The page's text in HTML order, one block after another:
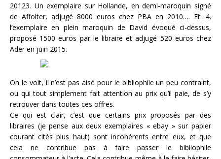
20123. Un exemplaire sur Hollande, en demi-maroquin signé
de Affolter, adjugé 8000 euros chez PBA en 2010…. Et…4.
l’exemplaire en plein maroquin de David évoqué ci-dessus,
proposé 1500 euros par le libraire et adjugé 520 euros chez
Ader en juin 2015.
On le voit, il n’est pas aisé pour le bibliophile un peu contraint,
ou qui tout simplement fait attention au prix qu’il paie, de s’y
retrouver dans toutes ces offres.
Ce qui est clair, c’est que certains prix proposés par des
libraires (je pense aux deux exemplaires « ebay » sur papier
courant cités plus haut) sont incohérents entre eux, et que
cela ne contribue pas à faire passer le bibliophile